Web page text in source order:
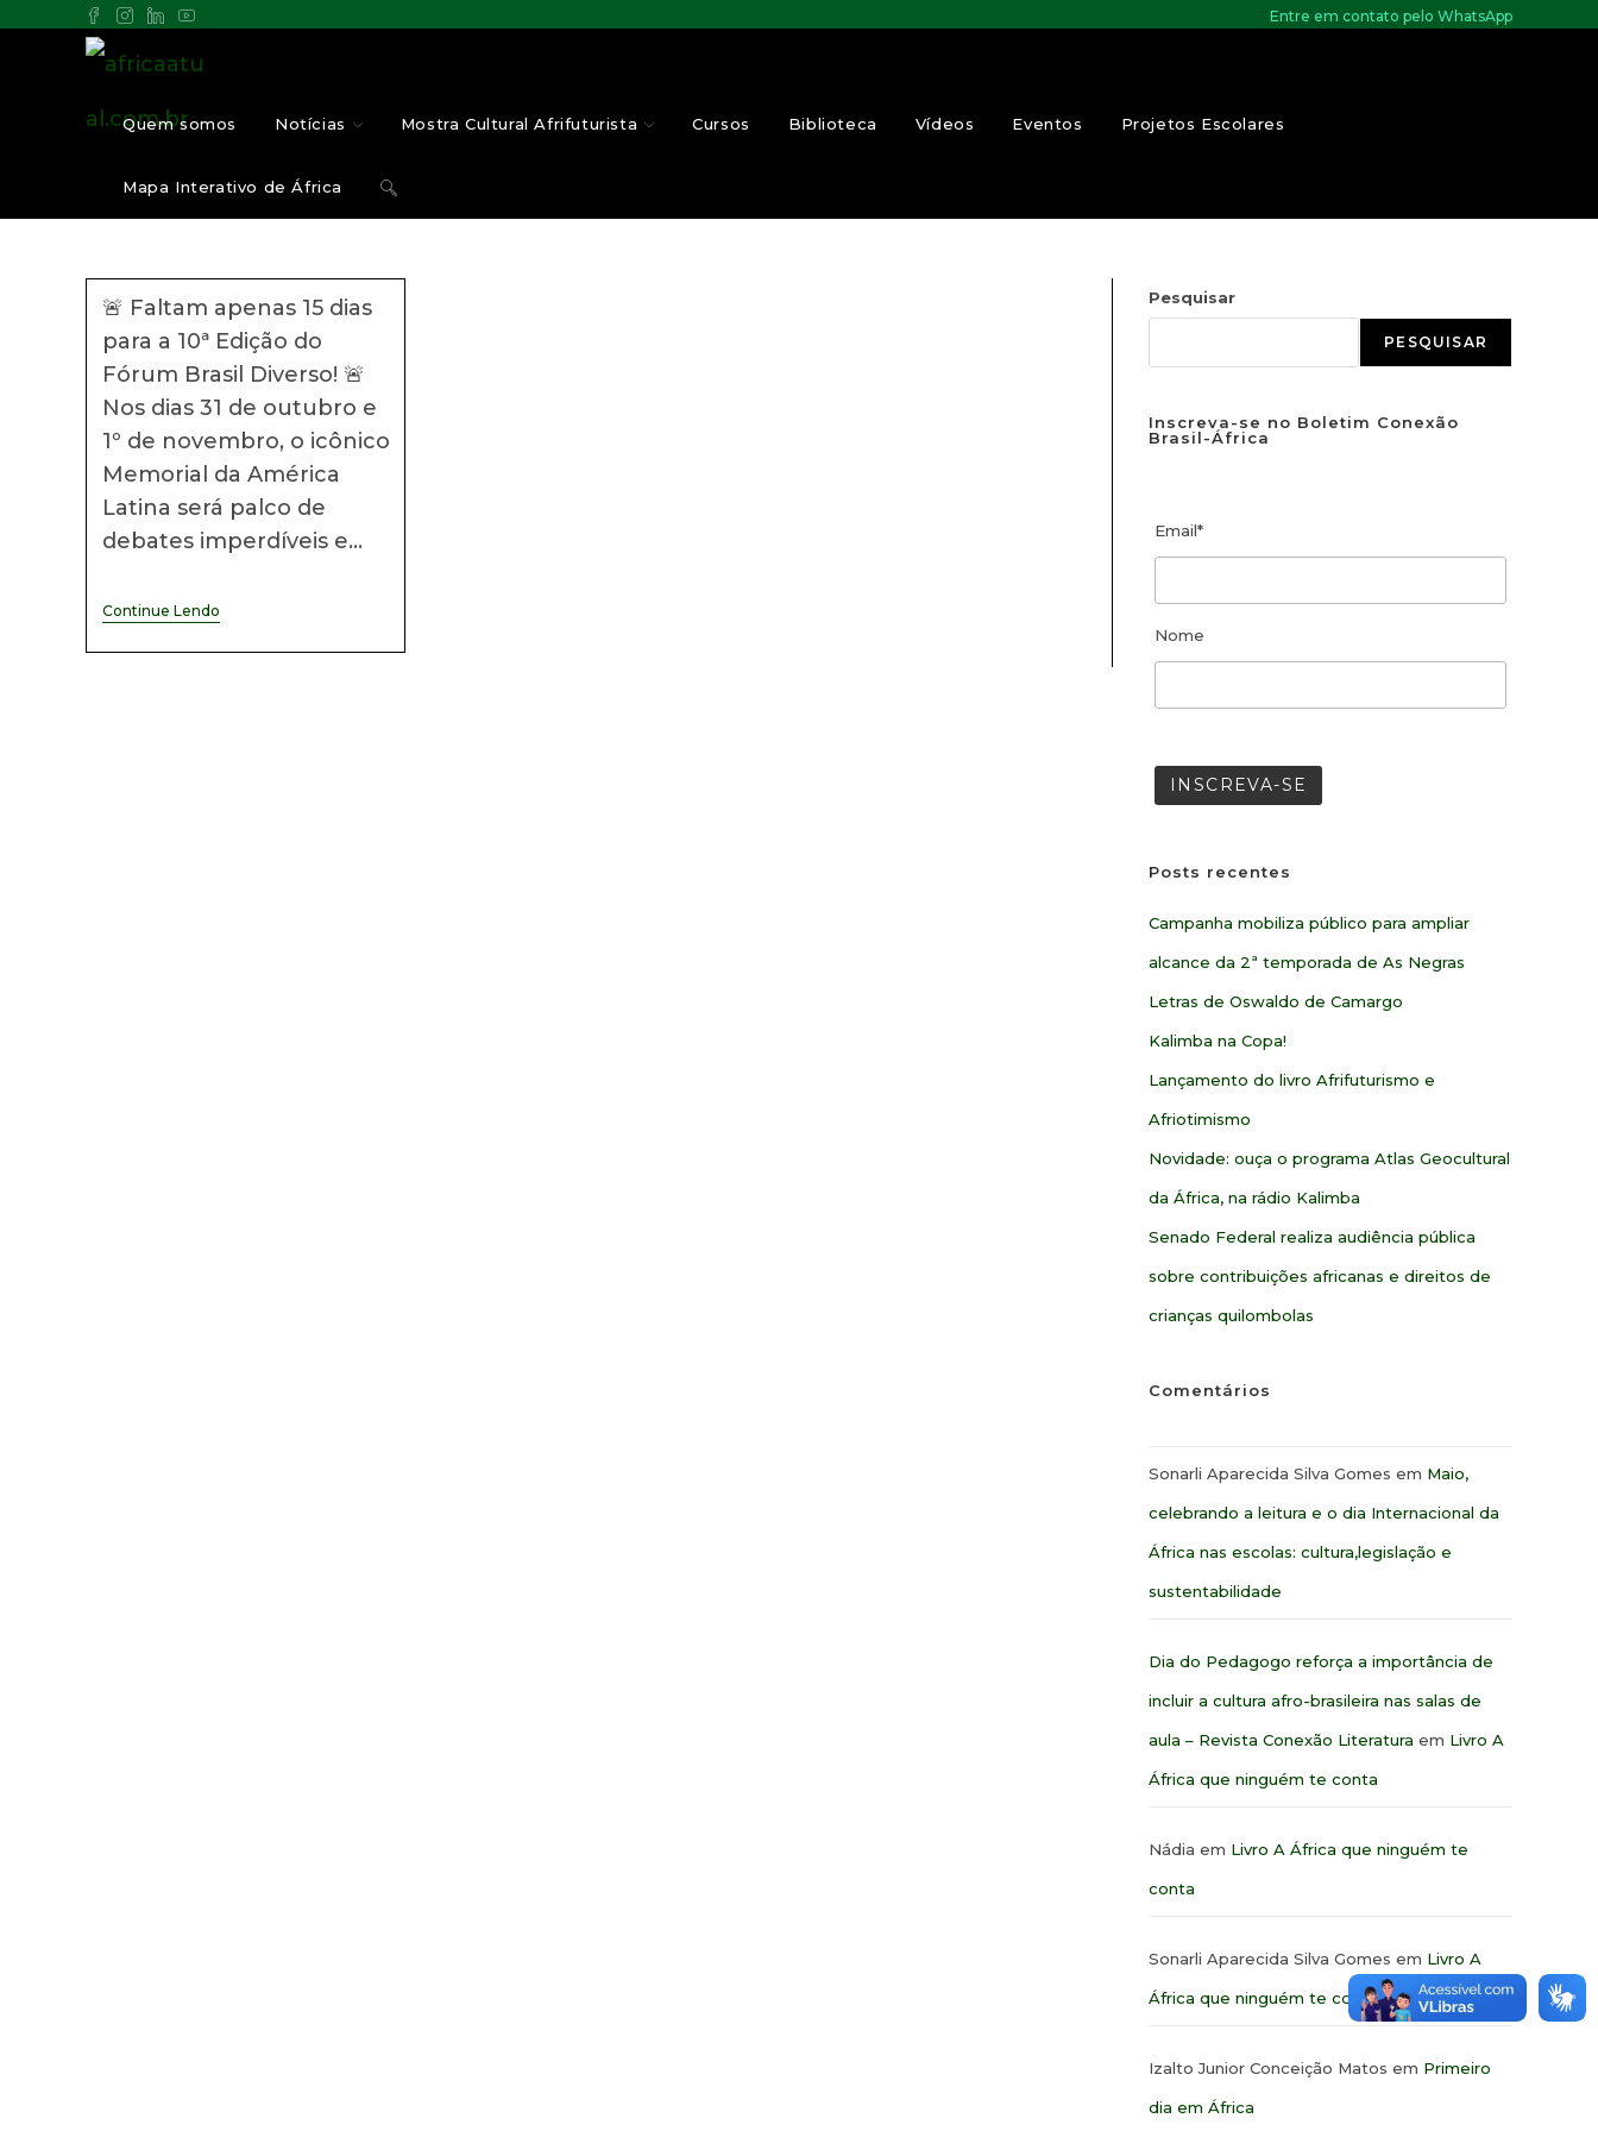
Entre em contato pelo WhatsApp
Quem somos Notícias Mostra Cultural Afrifuturista Cursos Biblioteca Vídeos Eventos Projetos Escolares
Mapa Interativo de África
🚨 Faltam apenas 15 dias
para a 10ª Edição do
Fórum Brasil Diverso! 🚨
Nos dias 31 de outubro e
1º de novembro, o icônico
Memorial da América
Latina será palco de
debates imperdíveis e…
Continue Lendo
Pesquisar
PESQUISAR
Inscreva-se no Boletim Conexão
Brasil-África
Email*
Nome
Posts recentes
Campanha mobiliza público para ampliar
alcance da 2ª temporada de As Negras
Letras de Oswaldo de Camargo
Kalimba na Copa!
Lançamento do livro Afrifuturismo e
Afriotimismo
Novidade: ouça o programa Atlas Geocultural
da África, na rádio Kalimba
Senado Federal realiza audiência pública
sobre contribuições africanas e direitos de
crianças quilombolas
Comentários
Sonarli Aparecida Silva Gomes em Maio,
celebrando a leitura e o dia Internacional da
África nas escolas: cultura,legislação e
sustentabilidade
Dia do Pedagogo reforça a importância de
incluir a cultura afro-brasileira nas salas de
aula – Revista Conexão Literatura em Livro A
África que ninguém te conta
Nádia em Livro A África que ninguém te
conta
Sonarli Aparecida Silva Gomes em Livro A
África que ninguém te conta
Izalto Junior Conceição Matos em Primeiro
dia em África